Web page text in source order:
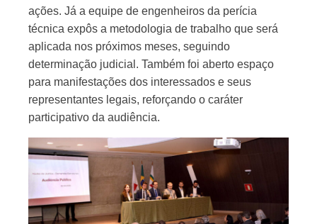
ações. Já a equipe de engenheiros da perícia
técnica expôs a metodologia de trabalho que será
aplicada nos próximos meses, seguindo
determinação judicial. Também foi aberto espaço
para manifestações dos interessados e seus
representantes legais, reforçando o caráter
participativo da audiência.